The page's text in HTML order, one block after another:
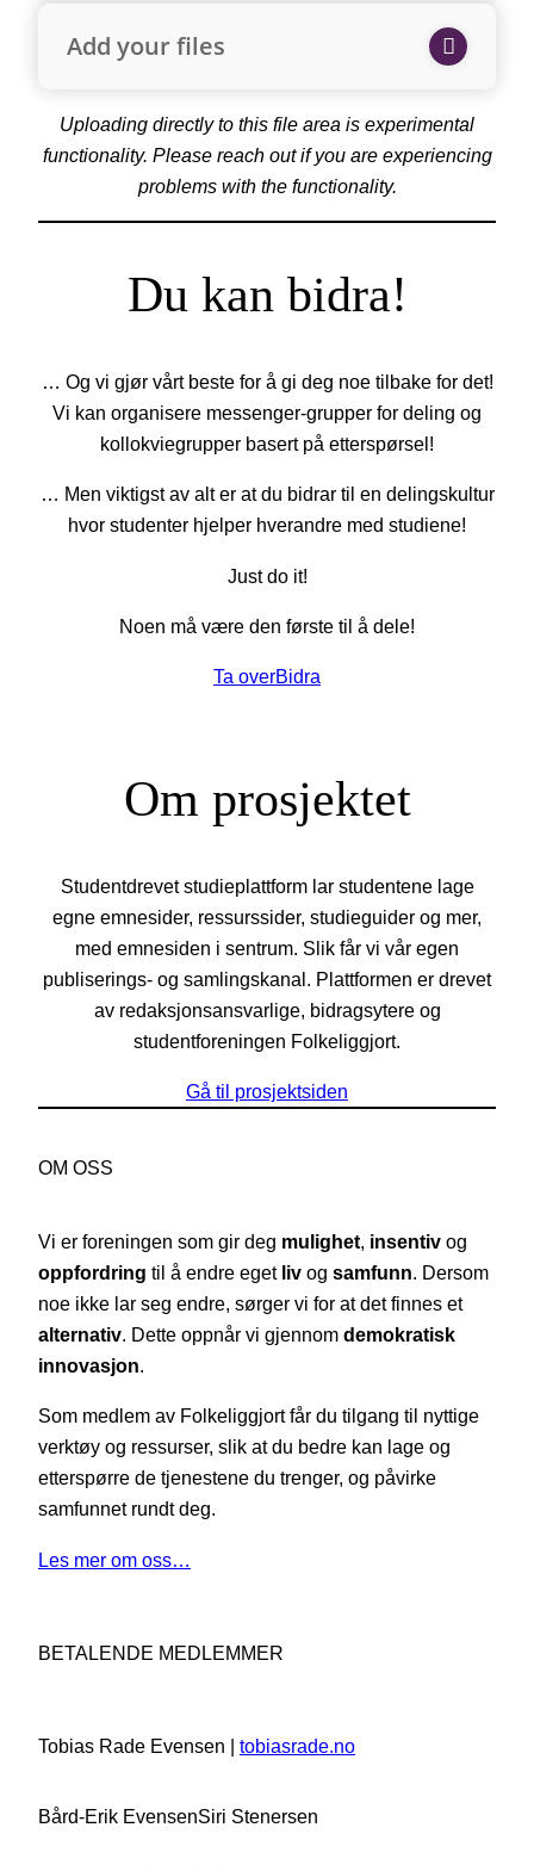
Add your files
Uploading directly to this file area is experimental
functionality. Please reach out if you are experiencing
problems with the functionality.
Du kan bidra!
… Og vi gjør vårt beste for å gi deg noe tilbake for det!
Vi kan organisere messenger-grupper for deling og
kollokviegrupper basert på etterspørsel!
… Men viktigst av alt er at du bidrar til en delingskultur
hvor studenter hjelper hverandre med studiene!
Just do it!
Noen må være den første til å dele!
Ta overBidra
Om prosjektet
Studentdrevet studieplattform lar studentene lage
egne emnesider, ressurssider, studieguider og mer,
med emnesiden i sentrum. Slik får vi vår egen
publiserings- og samlingskanal. Plattformen er drevet
av redaksjonsansvarlige, bidragsytere og
studentforeningen Folkeliggjort.
Gå til prosjektsiden
OM OSS
Vi er foreningen som gir deg mulighet, insentiv og
oppfordring til å endre eget liv og samfunn. Dersom
noe ikke lar seg endre, sørger vi for at det finnes et
alternativ. Dette oppnår vi gjennom demokratisk
innovasjon.
Som medlem av Folkeliggjort får du tilgang til nyttige
verktøy og ressurser, slik at du bedre kan lage og
etterspørre de tjenestene du trenger, og påvirke
samfunnet rundt deg.
Les mer om oss…
BETALENDE MEDLEMMER
Tobias Rade Evensen | tobiasrade.no
Bård-Erik EvensenSiri Stenersen